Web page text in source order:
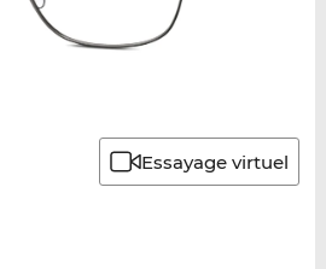
Essayage virtuel